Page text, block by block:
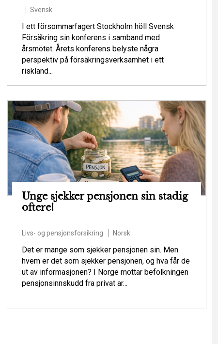
Svensk
I ett försommarfagert Stockholm höll Svensk
Försäkring sin konferens i samband med
årsmötet. Årets konferens belyste några
perspektiv på försäkringsverksamhet i ett
riskland...
Unge sjekker pensjonen sin stadig
oftere!
Livs- og pensjonsforsikring Norsk
Det er mange som sjekker pensjonen sin. Men
hvem er det som sjekker pensjonen, og hva får de
ut av informasjonen? I Norge mottar befolkningen
pensjonsinnskudd fra privat ar...